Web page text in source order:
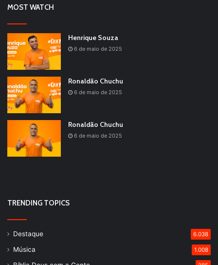
MOST WATCH
Henrique Souza
6 de maio de 2025
Ronaldão Chuchu
6 de maio de 2025
Ronaldão Chuchu
6 de maio de 2025
TRENDING TOPICS
Destaque 6.038
Música 1.008